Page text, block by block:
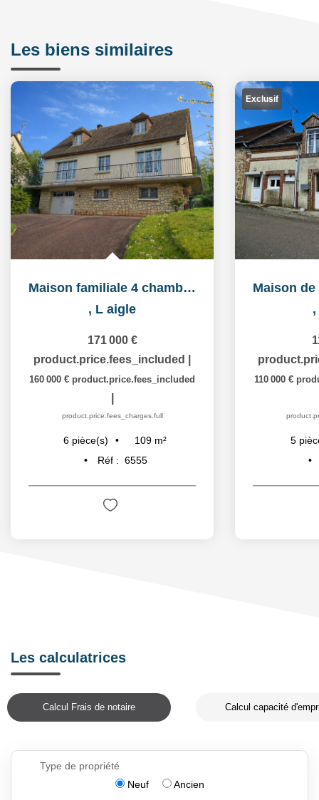
Les biens similaires
Maison familiale 4 chambres avec sous-sol complet - Terrain...
, L aigle
171 000 €
product.price.fees_included
160 000 € product.price.fees_included
product.price.fees_charges.full
6 pièce(s) 109 m²
Réf : 6555
Exclusif
,
110 000 €
5
Les calculatrices
Calcul Frais de notaire Calcul capacité